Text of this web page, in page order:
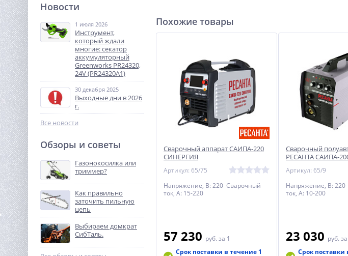
Бетоносмеситель TOR 160
24 787руб.
%
Лебедка автомобильная
28 м 12V
38 510
%
Новости
1 июля 2026
Инструмент,
который ждали
многие: секатор
аккумуляторный
Greenworks PR24320,
24V (PR24320A1)
30 декабря 2025
Выходные дни в 2026
г.
Все новости
Обзоры и советы
Газонокосилка или
триммер?
Как правильно
заточить пильную
цепь
Выбираем домкрат
СибТаль.
Похожие товары
Сварочный аппарат САИПА-220
СИНЕРГИЯ
Артикул: 65/75
Напряжение, В: 220 Сварочный
ток, А: 15-220
57 230 руб. за 1
Срок поставки в течение 1
Сварочный
РЕСАНТА САИПА-
Артикул: 65/9
Напряжение, В:
ток, А: 10-200
23 030 руб.
Срок поставки